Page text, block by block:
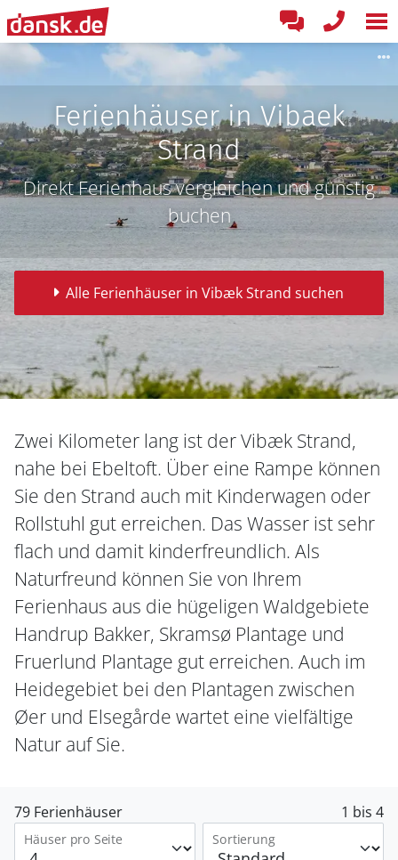
Ferienhäuser in Vibaek
Strand
Direkt Ferienhaus vergleichen und günstig
buchen
Alle Ferienhäuser in Vibæk Strand suchen
Zwei Kilometer lang ist der Vibæk Strand,
nahe bei Ebeltoft. Über eine Rampe können
Sie den Strand auch mit Kinderwagen oder
Rollstuhl gut erreichen. Das Wasser ist sehr
flach und damit kinderfreundlich. Als
Naturfreund können Sie von Ihrem
Ferienhaus aus die hügeligen Waldgebiete
Handrup Bakker, Skramsø Plantage und
Fruerlund Plantage gut erreichen. Auch im
Heidegebiet bei den Plantagen zwischen
Øer und Elsegårde wartet eine vielfältige
Natur auf Sie.
79 Ferienhäuser 1 bis 4
Häuser pro Seite Sortierung